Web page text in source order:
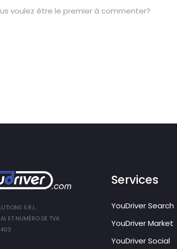
voulez être le premier à commenter?
S.R.L.
ET NUMÉRO DE TVA
Services
YouDriver Search
YouDriver Market
YouDriver Social